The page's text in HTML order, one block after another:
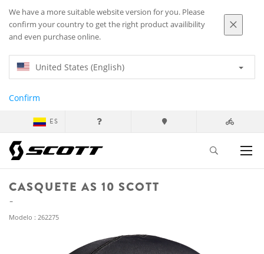
We have a more suitable website version for you. Please
confirm your country to get the right product availibility
and even purchase online.
United States (English)
Confirm
ES
CASQUETE AS 10 SCOTT
Modelo : 262275